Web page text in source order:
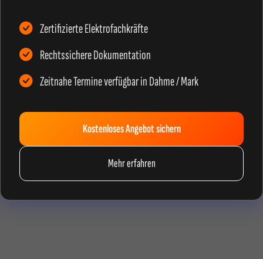
Zertifizierte Elektrofachkräfte
Rechtssichere Dokumentation
Zeitnahe Termine verfügbar in Dahme / Mark
Kostenloses Angebot sichern
Mehr erfahren